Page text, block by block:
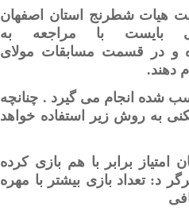
هیات شطرنج استان اصفهان
بایست با مراجعه به
و در قسمت مسابقات مولای
دهند.
شده انجام می گیرد . چنانچه
به روش زیر استفاده خواهد
امتیاز برابر با هم بازی کرده
د: تعداد بازی بیشتر با مهره